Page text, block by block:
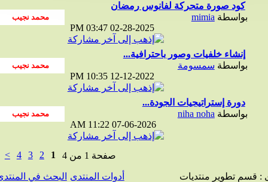
كود صورة متحركة لفانوس رمضان
بواسطةmimia
02-28-2025
03:47 PM
إنشاء خلفيات وصور باحترافية...
بواسطةسمسومة
12-12-2022
10:35 PM
دورة إستراتيجيات الجودة...
بواسطةniha noha
07-06-2026
11:22 AM
صفحة 1 من 4 1
2
3
4
>
تطوير منتديات أدوات المنتدى البحث في المنتدى